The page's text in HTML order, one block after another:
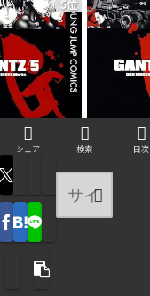
5位
7位
シェア 検索 目次